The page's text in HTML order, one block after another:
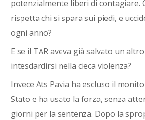
potenzialmente liberi di contagiare.
rispetta chi si spara sui piedi, e
ogni anno?
E se il TAR aveva già salvato un
intesdardirsi nella cieca violenza?
Invece Ats Pavia ha escluso il
Stato e ha usato la forza, senza
giorni per la sentenza. Dopo la